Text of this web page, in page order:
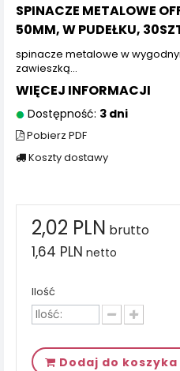
SPINACZE METALOWE
50MM, W PUDEŁKU,
spinacze metalowe w
zawieszką…
WIĘCEJ INFORMACJI
Dostępność: 3 dni
Pobierz PDF
Koszty dostawy
2,02 PLN brutto
1,64 PLN netto
Ilość
Dodaj do koszyka